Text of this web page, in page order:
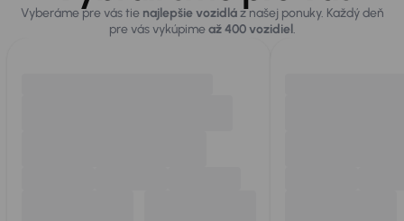
Vyberáme pre vás tie najlepšie vozidláz našej ponuky. Každý deň
pre vás vykúpimeaž 400 vozidiel.